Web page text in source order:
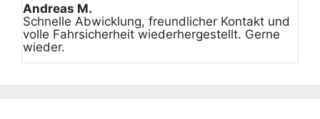
Andreas M.
Schnelle Abwicklung, freundlicher Kontakt und
volle Fahrsicherheit wiederhergestellt. Gerne
wieder.